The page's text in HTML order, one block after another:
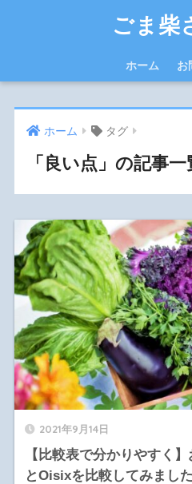
ごま柴
ホーム お
ホーム タグ
「良い点」の記事一
2021年9月14日
【比較表で分かりやすく
とOisixを比較してみました